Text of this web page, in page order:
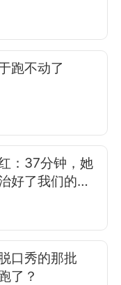
跑不动了
：37分钟，她
好了我们的精
口秀的那批
了？